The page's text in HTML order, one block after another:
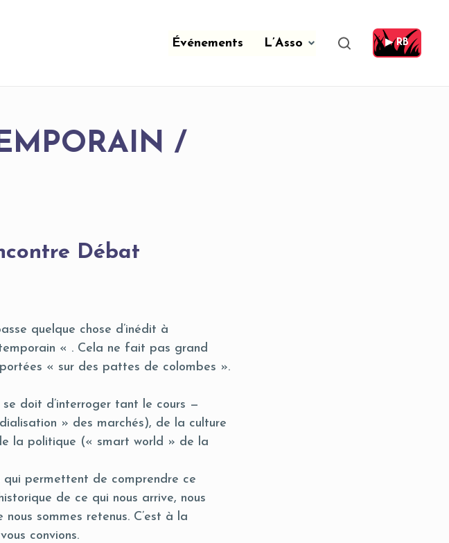
Événements L’Asso ▶ RB
/
Débat
quelque chose d’inédit à
« . Cela ne fait pas grand
« sur des pattes de colombes ».
se doit d’interroger tant le cours —
» des marchés), de la culture
la politique (« smart world » de la
qui permettent de comprendre ce
de ce qui nous arrive, nous
sommes retenus. C’est à la
convions.